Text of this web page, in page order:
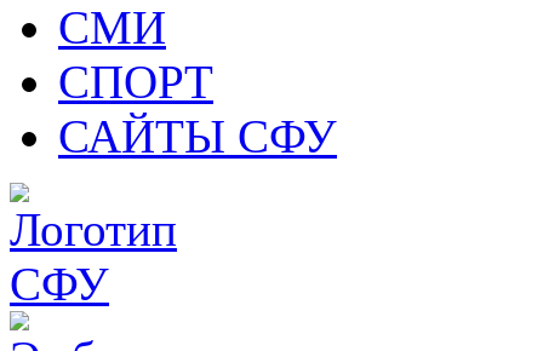
СМИ
СПОРТ
САЙТЫ СФУ